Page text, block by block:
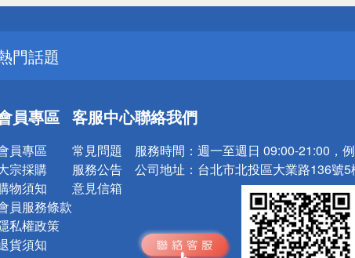
騙網頁！請小心！
獎公告
門話題
行優惠
騙網頁！請小心！
員專區
員專區
宗採購
物須知
員服務條款
私權政策
貨須知
客服中心
常見問題
服務公告
意見信箱
聯絡我們
服務時間： 週一至週日 09:00-21:00，
公司地址： 台北市北投區大業路136號5